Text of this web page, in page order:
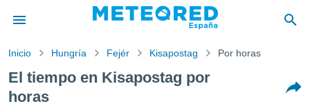
por
para
la
Inicio Hungría Fejér Kisapostag Por horas
El tiempo en Kisapostag por
horas